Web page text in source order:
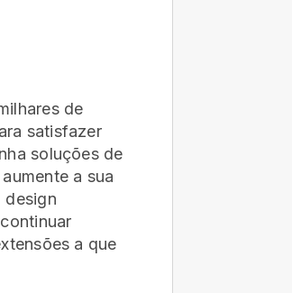
de
satisfazer
soluções de
a sua
design
a que